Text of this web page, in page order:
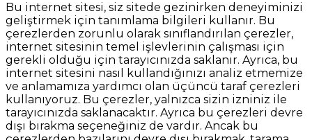
Bu internet sitesi, siz sitede gezinirken deneyiminizi
geliştirmek için tanımlama bilgileri kullanır. Bu
çerezlerden zorunlu olarak sınıflandırılan çerezler,
internet sitesinin temel işlevlerinin çalışması için
gerekli olduğu için tarayıcınızda saklanır. Ayrıca, bu
internet sitesini nasıl kullandığınızı analiz etmemize
ve anlamamıza yardımcı olan üçüncü taraf çerezleri
kullanıyoruz. Bu çerezler, yalnızca sizin izniniz ile
tarayıcınızda saklanacaktır. Ayrıca bu çerezleri devre
dışı bırakma seçeneğiniz de vardır. Ancak bu